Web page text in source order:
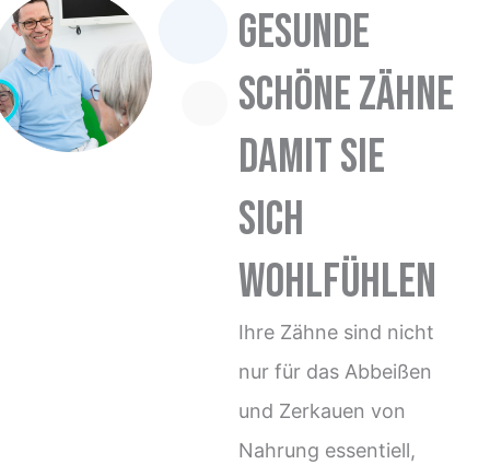
Gesunde
schöne Zähne
damit Sie
sich
wohlfühlen
Ihre Zähne sind nicht
nur für das Abbeißen
und Zerkauen von
Nahrung essentiell,